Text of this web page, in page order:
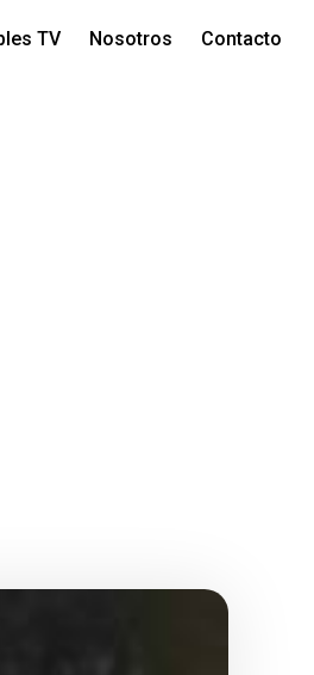
TV Nosotros Contacto